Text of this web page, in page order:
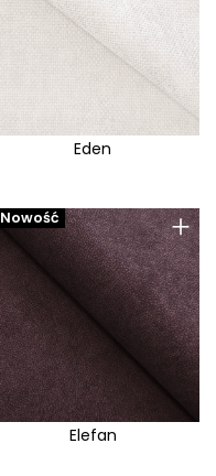
Eden
+
Nowość
Elefan